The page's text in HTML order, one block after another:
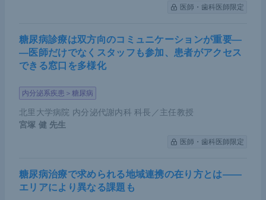
のセカンドラインとして適用承認を受け、サードラ
ったため治療の選択肢が増えた
を受け、ペムブロリズマブとニボルマブは食道がん
のファーストラインとして適用承認された
・ICIを将来的にネオアジュバントや複合免疫療法と
医師・歯科医師限定
糖尿病診療は双方向のコミュニケーションが重要―
―医師だけでなくスタッフも参加、患者がアクセス
できる窓口を多様化
内分泌系疾患＞糖尿病
北里大学病院 内分泌代謝内科 科長／主任教授
宮塚 健 先生
医師・歯科医師限定
糖尿病治療で求められる地域連携の在り方とは――
エリアにより異なる課題も